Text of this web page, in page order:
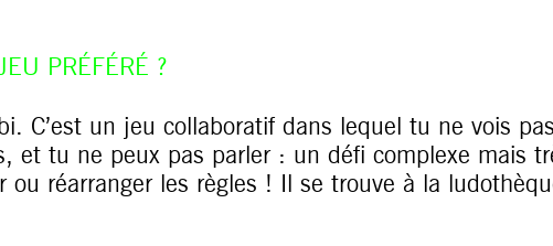
PRÉFÉRÉ ?
C’est un jeu collaboratif dans lequel tu ne vois
et tu ne peux pas parler : un défi complexe mais
ou réarranger les règles ! Il se trouve à la